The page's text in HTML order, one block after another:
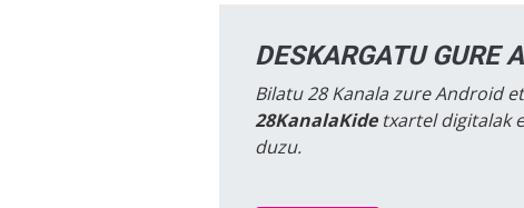
DESKARGATU GURE
Bilatu 28 Kanala zure Android
28KanalaKidetxartel digitalak
duzu.